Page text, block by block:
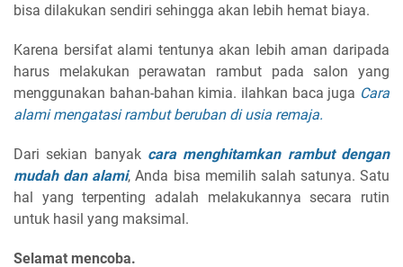
bisa dilakukan sendiri sehingga akan lebih hemat biaya.
Karena bersifat alami tentunya akan lebih aman daripada
harus melakukan perawatan rambut pada salon yang
menggunakan bahan-bahan kimia. ilahkan baca juga Cara
alami mengatasi rambut beruban di usia remaja.
Dari sekian banyak cara menghitamkan rambut dengan
mudah dan alami, Anda bisa memilih salah satunya. Satu
hal yang terpenting adalah melakukannya secara rutin
untuk hasil yang maksimal.
Selamat mencoba.